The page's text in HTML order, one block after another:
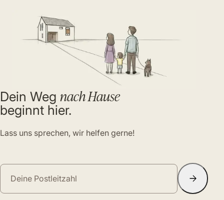
Dein Wegnach Hause
beginnt hier.
Lass uns sprechen, wir helfen gerne!